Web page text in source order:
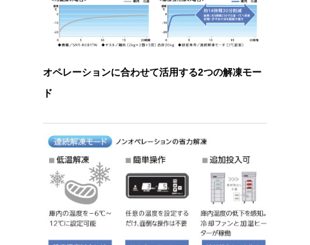
オペレーションに合わせて活用する2つの解凍モー
ド